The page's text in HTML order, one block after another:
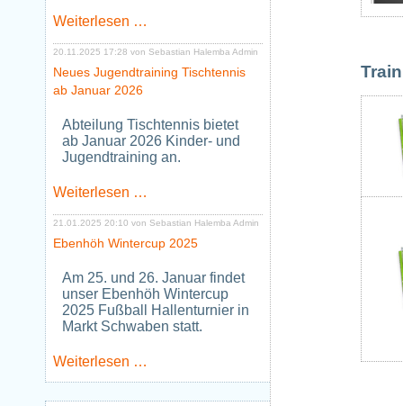
Weiterlesen …
Mitgliederversammlung
2025
20.11.2025 17:28 von Sebastian Halemba Admin
Neues Jugendtraining Tischtennis
ab Januar 2026
Abteilung Tischtennis bietet
ab Januar 2026 Kinder- und
Jugendtraining an.
Weiterlesen …
Tischtennis
ab
2026
21.01.2025 20:10 von Sebastian Halemba Admin
Ebenhöh Wintercup 2025
Am 25. und 26. Januar findet
unser Ebenhöh Wintercup
2025 Fußball Hallenturnier in
Markt Schwaben statt.
Weiterlesen …